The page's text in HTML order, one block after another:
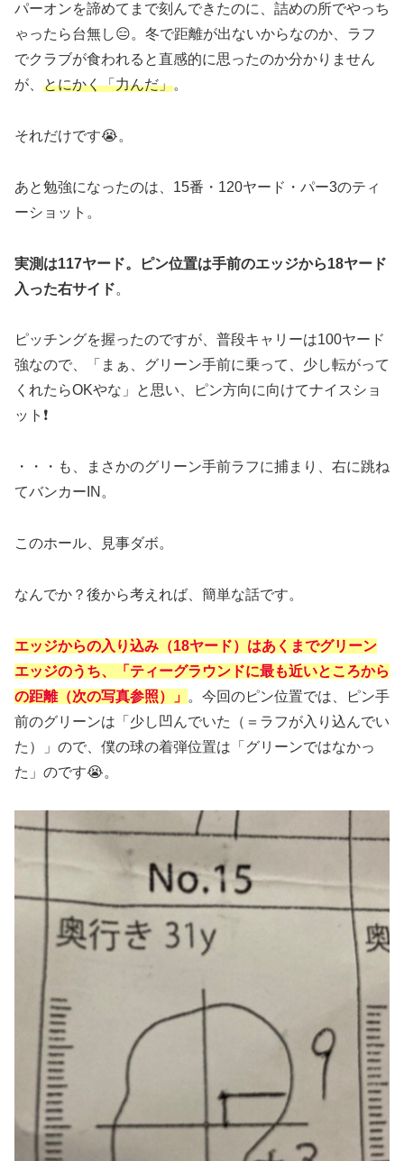
パーオンを諦めてまで刻んできたのに、詰めの所でやっち
ゃったら台無し😑。冬で距離が出ないからなのか、ラフ
でクラブが食われると直感的に思ったのか分かりません
が、 とにかく「力んだ」。
それだけです😭。
あと勉強になったのは、15番・120ヤード・パー3のティ
ーショット。
実測は117ヤード。ピン位置は手前のエッジから18ヤード
入った右サイド。
ピッチングを握ったのですが、普段キャリーは100ヤード
強なので、「まぁ、グリーン手前に乗って、少し転がって
くれたらOKやな」と思い、ピン方向に向けてナイスショ
ット❗️
・・・も、まさかのグリーン手前ラフに捕まり、右に跳ね
てバンカーIN。
このホール、見事ダボ。
なんでか？後から考えれば、簡単な話です。
エッジからの入り込み（18ヤード）はあくまでグリーン
エッジのうち、「ティーグラウンドに最も近いところから
の距離（次の写真参照）」 。今回のピン位置では、ピン手
前のグリーンは「少し凹んでいた（＝ラフが入り込んでい
た）」ので、僕の球の着弾位置は「グリーンではなかっ
た」のです😭。